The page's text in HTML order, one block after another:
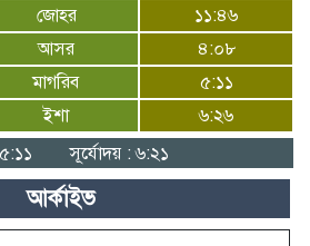
জোহর
১১:৪৬
আসর
৪:০৮
মাগরিব
৫:১১
ইশা
৬:২৬
৫:১১
সূর্যোদয় : ৬:২১
আর্কাইভ